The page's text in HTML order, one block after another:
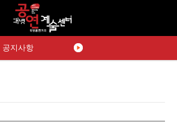
공지사항